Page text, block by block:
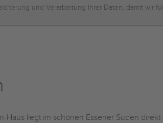
und Verarbeitung Ihrer Daten, damit wir
Haus liegt im schönen Essener Süden